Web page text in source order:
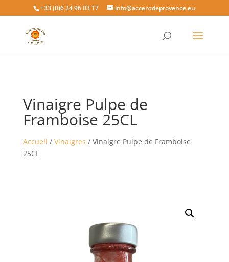
+33 (0)6 24 96 03 17 info@accentdeprovence.eu
Vinaigre Pulpe de
Framboise 25CL
Accueil / Vinaigres / Vinaigre Pulpe de Framboise
25CL